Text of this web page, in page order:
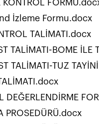
KONTROL
İzleme Formu.docx
TALİMATI.docx
TALİMATI-BOME İLE
TALİMATI-TUZ
DEĞERLENDİRME
PROSEDÜRÜ.docx